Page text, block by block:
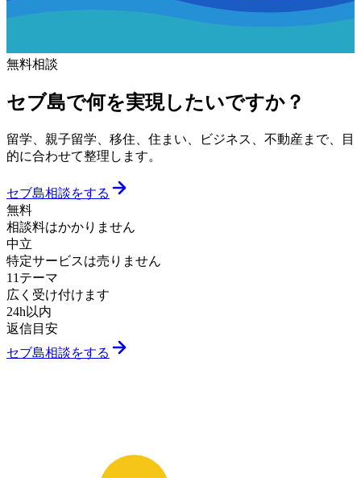
無料相談
セブ島で何を実現したいですか？
留学、親子留学、移住、住まい、ビジネス、不動産まで、目
的に合わせて整理します。
セブ島相談をする
無料
相談料はかかりません
中立
特定サービスは売りません
11テーマ
広く受け付けます
24h以内
返信目安
セブ島相談をする